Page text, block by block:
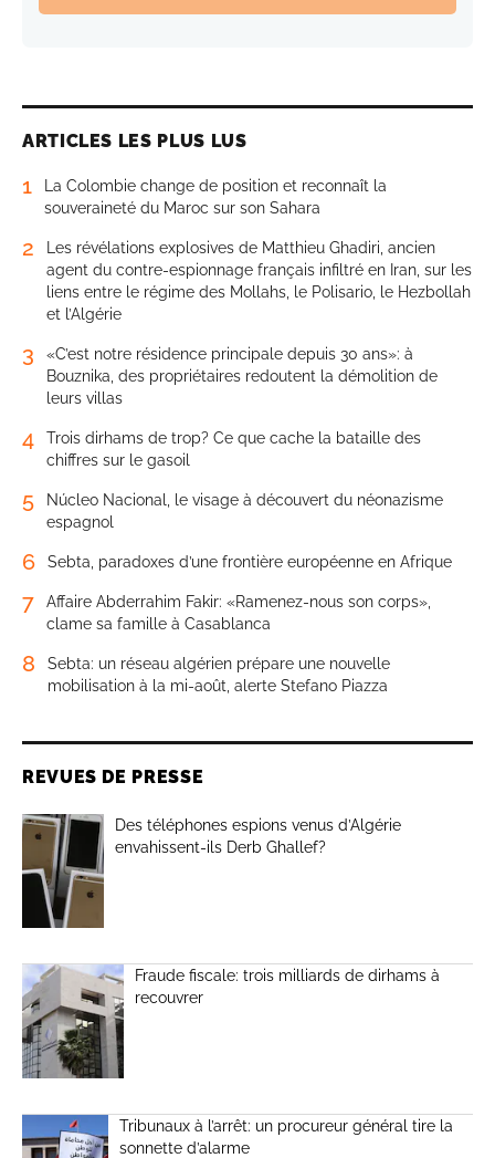
ARTICLES LES PLUS LUS
1
La Colombie change de position et reconnaît la
souveraineté du Maroc sur son Sahara
2
Les révélations explosives de Matthieu Ghadiri, ancien
agent du contre-espionnage français infiltré en Iran, sur les
liens entre le régime des Mollahs, le Polisario, le Hezbollah
et l’Algérie
3
«C’est notre résidence principale depuis 30 ans»: à
Bouznika, des propriétaires redoutent la démolition de
leurs villas
4
Trois dirhams de trop? Ce que cache la bataille des
chiffres sur le gasoil
5
Núcleo Nacional, le visage à découvert du néonazisme
espagnol
6 Sebta, paradoxes d’une frontière européenne en Afrique
7
Affaire Abderrahim Fakir: «Ramenez-nous son corps»,
clame sa famille à Casablanca
8
Sebta: un réseau algérien prépare une nouvelle
mobilisation à la mi-août, alerte Stefano Piazza
REVUES DE PRESSE
Des téléphones espions venus d’Algérie
envahissent-ils Derb Ghallef?
Fraude fiscale: trois milliards de dirhams à
recouvrer
Tribunaux à l’arrêt: un procureur général tire la
sonnette d’alarme